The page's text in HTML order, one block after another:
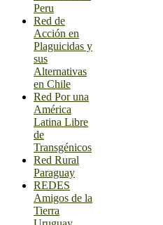
Peru
Red de
Acción en
Plaguicidas y
sus
Alternativas
en Chile
Red Por una
América
Latina Libre
de
Transgénicos
Red Rural
Paraguay
REDES
Amigos de la
Tierra